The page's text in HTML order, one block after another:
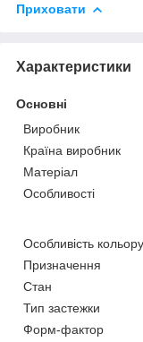
Приховати
Характеристики
Основні
Виробник
Країна виробник
Матеріал
Особливості
Особливість кольору
Призначення
Стан
Тип застежки
Форм-фактор